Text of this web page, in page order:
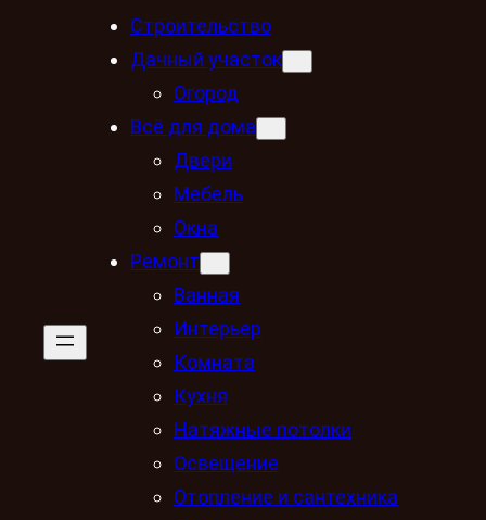
Строительство
Дачный участок
Огород
Всё для дома
Двери
Мебель
Окна
Ремонт
Ванная
Интерьер
Комната
Кухня
Натяжные потолки
Освещение
Отопление и сантехника